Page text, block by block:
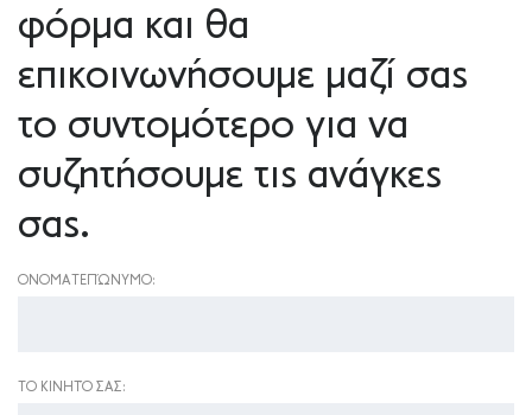
φόρμα και θα
επικοινωνήσουμε μαζί σας
το συντομότερο για να
συζητήσουμε τις ανάγκες
σας.
ΟΝΟΜΑΤΕΠΏΝΥΜΟ:
ΤΟ ΚΙΝΗΤΌ ΣΑΣ: